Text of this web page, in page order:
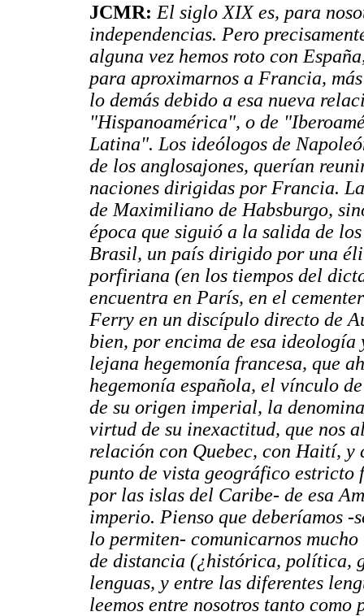
JCMR: El siglo XIX es, para
independencias. Pero
alguna vez hemos roto con
para aproximarnos a Francia,
lo demás debido a esa nueva
"Hispanoamérica", o de
Latina". Los ideólogos de
de los anglosajones, querían
naciones dirigidas por Francia.
de Maximiliano de Habsburgo,
época que siguió a la salida de
Brasil, un país dirigido por una
porfiriana (en los tiempos del
encuentra en París, en el
Ferry en un discípulo directo de
bien, por encima de esa ideología
lejana hegemonía francesa, que
hegemonía española, el vínculo
de su origen imperial, la
virtud de su inexactitud, que nos
relación con Quebec, con Haití,
punto de vista geográfico
por las islas del Caribe- de esa
imperio. Pienso que deberíamos -
lo permiten- comunicarnos
de distancia (¿histórica, política,
lenguas, y entre las diferentes
leemos entre nosotros tanto como